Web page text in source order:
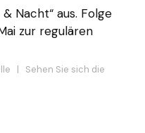
Nacht“ aus. Folge
zur regulären
| Sehen Sie sich die